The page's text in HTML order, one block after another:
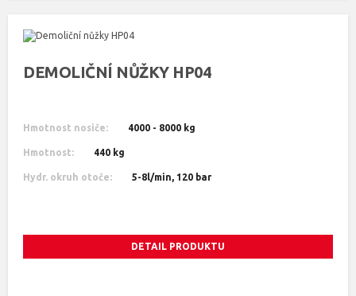
DEMOLIČNÍ NŮŽKY HP04
Hmotnost nosiče: 4000 - 8000 kg
Hmotnost: 440 kg
Hydr. okruh otoče: 5-8l/min, 120 bar
DETAIL PRODUKTU